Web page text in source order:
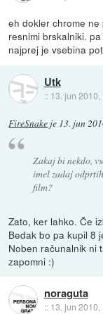
eh dokler chrome
resnimi brskalniki.
najprej je vsebina
Utk
:: 13. jun 2010,
FireSnake je 13. jun
Zakaj bi nekdo,
imel zadaj
film?
Zato, ker lahko. Če
Bedak bo pa kupil 8
Noben računalnik ni
zapomni :)
noraguta
:: 13. jun 2010,